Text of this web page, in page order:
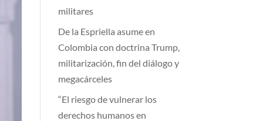
militares
De la Espriella asume en
Colombia con doctrina Trump,
militarización, fin del diálogo y
megacárceles
“El riesgo de vulnerar los
derechos humanos en